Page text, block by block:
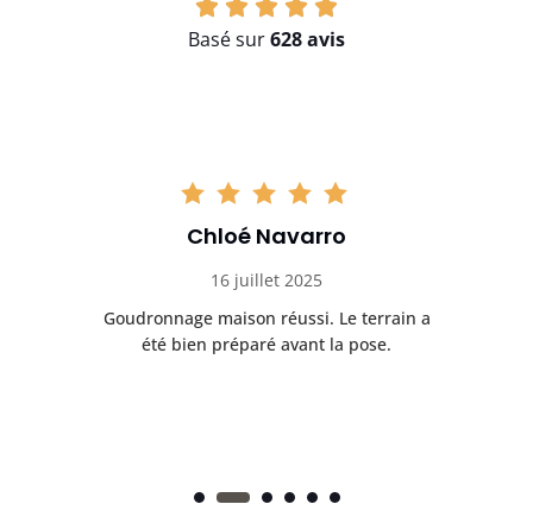
Basé sur628 avis
Chloé Navarro
16 juillet 2025
Goudronnage maison réussi. Le terrain a
été bien préparé avant la pose.